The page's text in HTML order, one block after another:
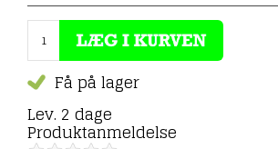
Få på lager
Lev. 2 dage
Produktanmeldelse